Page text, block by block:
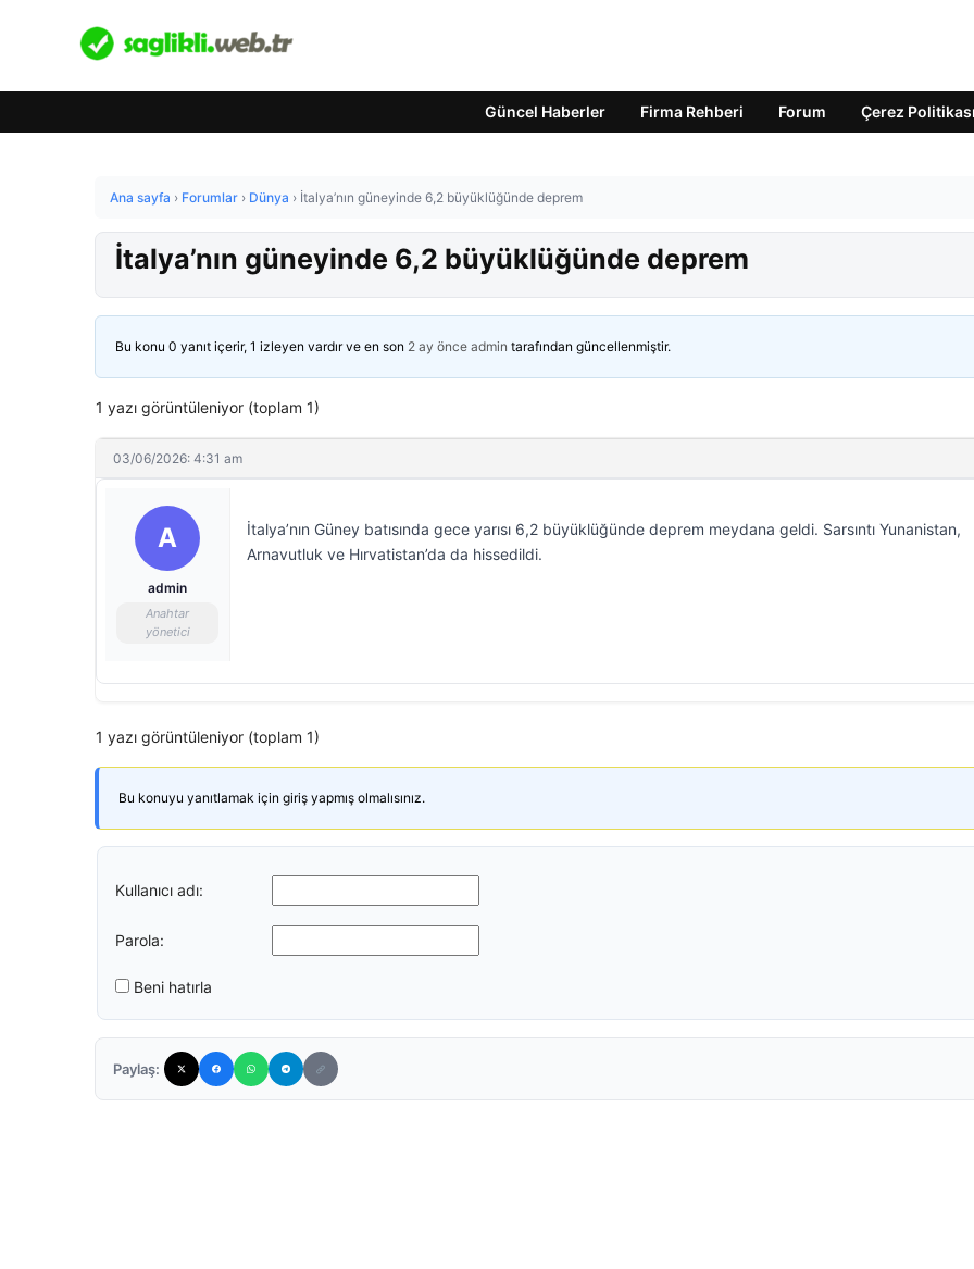
Güncel Haberler Firma Rehberi Forum Çerez Politikası
Ana sayfa › Forumlar › Dünya › İtalya’nın güneyinde 6,2 büyüklüğünde deprem
İtalya’nın güneyinde 6,2 büyüklüğünde deprem
Bu konu 0 yanıt içerir, 1 izleyen vardır ve en son 2 ay önce admin tarafından güncellenmiştir.
1 yazı görüntüleniyor (toplam 1)
03/06/2026: 4:31 am
A
admin
Anahtar
yönetici
İtalya’nın Güney batısında gece yarısı 6,2 büyüklüğünde deprem meydana geldi. Sarsıntı Yunanistan,
Arnavutluk ve Hırvatistan’da da hissedildi.
1 yazı görüntüleniyor (toplam 1)
Bu konuyu yanıtlamak için giriş yapmış olmalısınız.
Kullanıcı adı:
Parola:
Beni hatırla
Paylaş: